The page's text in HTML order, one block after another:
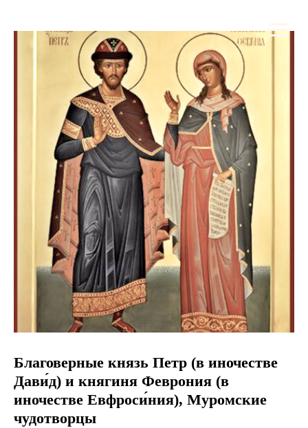
Благоверные князь Петр (в иночестве
Дави́д) и княгиня Феврония (в
иночестве Евфроси́ния), Муромские
чудотворцы